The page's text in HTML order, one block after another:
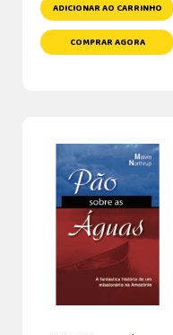
ADICIONAR AO CARRINHO
COMPRAR AGORA